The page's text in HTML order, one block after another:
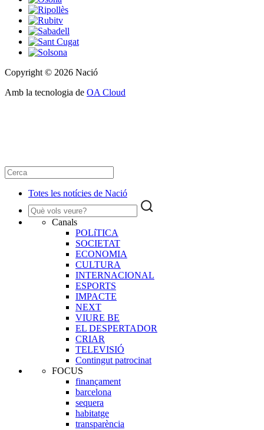
Copyright © 2026 Nació
Amb la tecnologia de OA Cloud
Totes les notícies de Nació
Canals
POLíTICA
SOCIETAT
ECONOMIA
CULTURA
INTERNACIONAL
ESPORTS
IMPACTE
NEXT
VIURE BE
EL DESPERTADOR
CRIAR
TELEVISIÓ
Contingut patrocinat
FOCUS
finançament
barcelona
sequera
habitatge
transparència